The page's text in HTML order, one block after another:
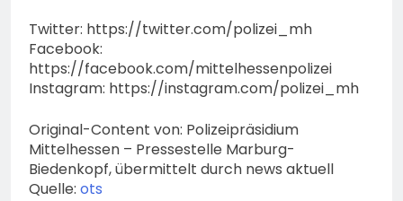
Twitter: https://twitter.com/polizei_mh
Facebook:
https://facebook.com/mittelhessenpolizei
Instagram: https://instagram.com/polizei_mh
Original-Content von: Polizeipräsidium
Mittelhessen – Pressestelle Marburg-
Biedenkopf, übermittelt durch news aktuell
Quelle: ots